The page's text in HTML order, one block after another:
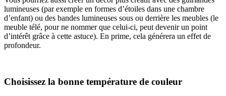
lumineuses (par exemple en formes d’étoiles dans une chambre
d’enfant) ou des bandes lumineuses sous ou derrière les meubles (le
meuble télé, pour ne nommer que celui-ci, peut devenir un point
d’intérêt grâce à cette astuce). En prime, cela générera un effet de
profondeur.
Choisissez la bonne température de couleur